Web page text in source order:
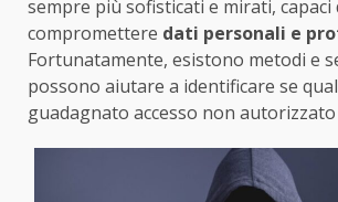
sempre più sofisticati e mirati, capaci
compromettere dati personali e
Fortunatamente, esistono metodi e
possono aiutare a identificare se
guadagnato accesso non